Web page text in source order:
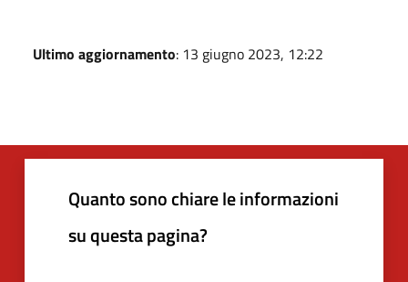
Ultimo aggiornamento: 13 giugno 2023, 12:22
Quanto sono chiare le informazioni
su questa pagina?